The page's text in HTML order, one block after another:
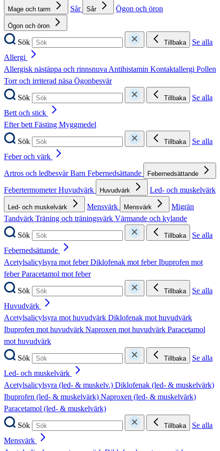
Mage och tarm Sår Sår Ögon och öron
Ögon och öron
Sök Tillbaka
Se alla
Allergi
Allergisk nästäppa och rinnsnuvaAntihistamin Kontaktallergi Pollen
Torr och irriterad näsa Ögonbesvär
Sök
Tillbaka
Se alla
Bett och stick
Efter bettFästing Myggmedel
Sök
Tillbaka
Se alla
Feber och värk
Artros och ledbesvärBarn Febernedsättande Febernedsättande
FebertermometerHuvudvärk Huvudvärk Led- och muskelvärk
Led- och muskelvärk Mensvärk Mensvärk
Migrän
Tandvärk Träning och träningsvärk Värmande och kylande
Sök
Tillbaka
Se alla
Febernedsättande
Acetylsalicylsyra mot feberDiklofenak mot feberIbuprofen mot
feberParacetamol mot feber
Sök
Tillbaka
Se alla
Huvudvärk
Acetylsalicylsyra mot huvudvärk Diklofenak mot huvudvärk
Ibuprofen mot huvudvärk Naproxen mot huvudvärk Paracetamol
mot huvudvärk
Sök
Tillbaka
Se alla
Led- och muskelvärk
Acetylsalicylsyra (led- & muskelv.) Diklofenak (led- & muskelvärk)
Ibuprofen (led- & muskelvärk) Naproxen (led- & muskelvärk)
Paracetamol (led- & muskelvärk)
Sök
Tillbaka
Se alla
Mensvärk